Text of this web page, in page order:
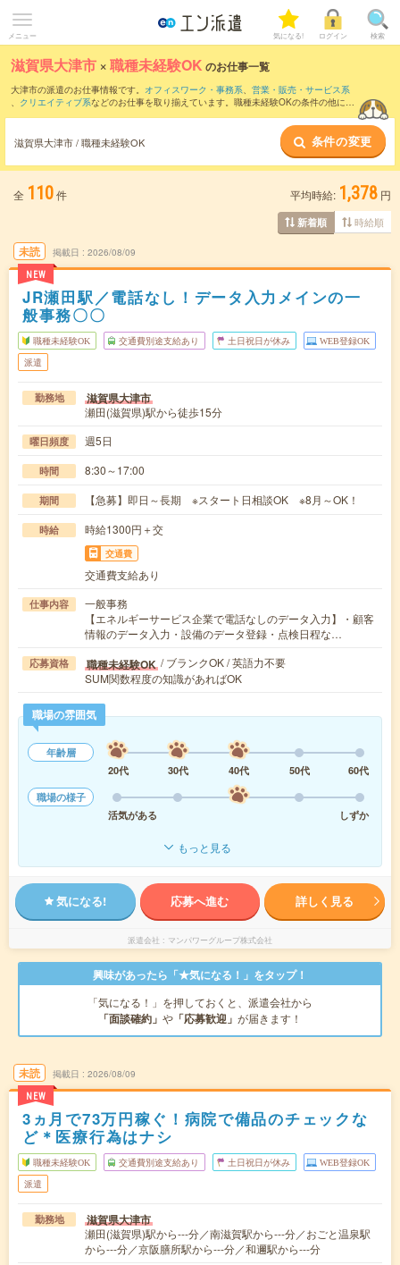
メニュー 気になる! ログイン 検索
滋賀県大津市 ×職種未経験OK のお仕事一覧
大津市の派遣のお仕事情報です。 オフィスワーク・事務系、 営業・販売・サービス系
、 クリエイティブ系などのお仕事を取り揃えています。職種未経験OKの条件の他に、
滋賀県大津市 / 職種未経験OK 条件の変更
全 110件 平均時給: 1,378 円
新着順 時給順
未読
NEW
掲載日 2026/08/09
JR瀬田駅／電話なし！データ入力メインの一
般事務〇〇
職種未経験OK 交通費別途支給あり 土日祝日が休み WEB登録OK
派遣
勤務地 滋賀県大津市
瀬田(滋賀県)駅から徒歩15分
曜日頻度 週5日
時間 8:30～17:00
期間 【急募】即日～長期 ※スタート日相談OK ※8月～OK！
時給 時給1300円＋交
交通費
交通費支給あり
仕事内容
一般事務
【エネルギーサービス企業で電話なしのデータ入力】・顧客
情報のデータ入力・設備のデータ登録・点検日程な…
応募資格 職種未経験OK / ブランクOK / 英語力不要
SUM関数程度の知識があればOK
職場の雰囲気
年齢層
20代
30代 40代 50代
60代
職場の様子
活気がある
しずか
もっと見る
気になる! 応募へ進む 詳しく見る
派遣会社 マンパワーグループ株式会社
興味があったら「★気になる！」をタップ！
「気になる！」を押しておくと、派遣会社から
「面談確約」 や 「応募歓迎」 が届きます！
未読
NEW
掲載日 2026/08/09
3ヵ月で73万円稼ぐ！病院で備品のチェックな
ど＊医療行為はナシ
職種未経験OK 交通費別途支給あり 土日祝日が休み WEB登録OK
派遣
勤務地 滋賀県大津市
瀬田(滋賀県)駅から---分／南滋賀駅から---分／おごと温泉駅
から---分／京阪膳所駅から---分／和邇駅から---分